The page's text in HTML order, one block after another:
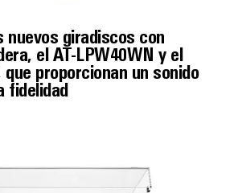
nuevos giradiscos con
el AT-LPW40WN y el
que proporcionan un sonido
fidelidad